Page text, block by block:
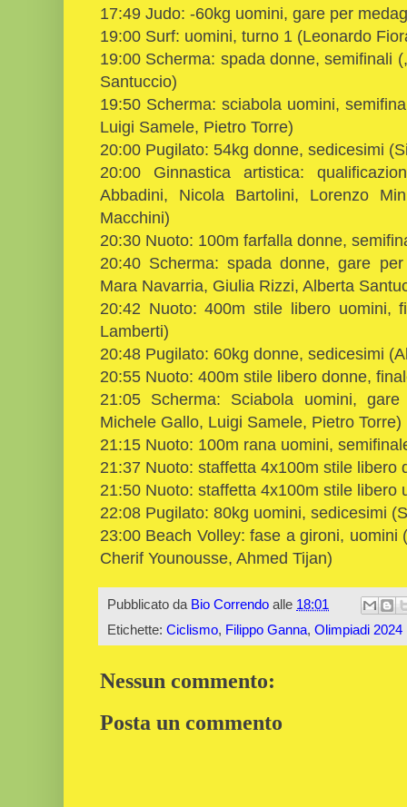
17:49 Judo: -60kg uomini, gare per
19:00 Surf: uomini, turno 1 (Leonardo
19:00 Scherma: spada donne, semifinali
Santuccio)
19:50 Scherma: sciabola uomini,
Luigi Samele, Pietro Torre)
20:00 Pugilato: 54kg donne, sedicesimi
20:00 Ginnastica artistica:
Abbadini, Nicola Bartolini, Lorenzo
Macchini)
20:30 Nuoto: 100m farfalla donne,
20:40 Scherma: spada donne, gare
Mara Navarria, Giulia Rizzi, Alberta
20:42 Nuoto: 400m stile libero uomini,
Lamberti)
20:48 Pugilato: 60kg donne, sedicesimi
20:55 Nuoto: 400m stile libero donne,
21:05 Scherma: Sciabola uomini,
Michele Gallo, Luigi Samele, Pietro Torre)
21:15 Nuoto: 100m rana uomini,
21:37 Nuoto: staffetta 4x100m stile libero
21:50 Nuoto: staffetta 4x100m stile libero
22:08 Pugilato: 80kg uomini, sedicesimi
23:00 Beach Volley: fase a gironi,
Cherif Younousse, Ahmed Tijan)
Pubblicato da Bio Correndo alle 18:01
Etichette: Ciclismo, Filippo Ganna, Olimpiadi 2024
Nessun commento:
Posta un commento